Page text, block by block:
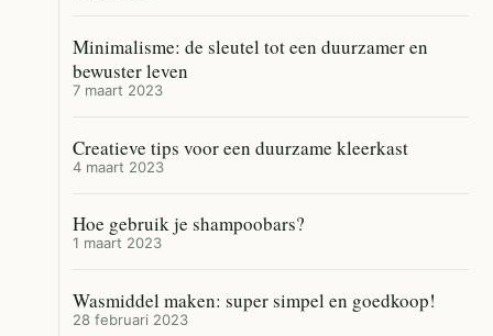
Minimalisme: de sleutel tot een duurzamer en
bewuster leven
7 maart 2023
Creatieve tips voor een duurzame kleerkast
4 maart 2023
Hoe gebruik je shampoobars?
1 maart 2023
Wasmiddel maken: super simpel en goedkoop!
28 februari 2023